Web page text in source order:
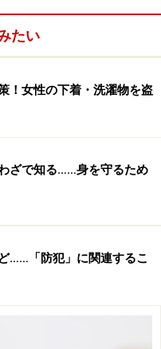
れだけの罰を受ける犯
たい
！女性の下着・洗濯物を盗
ざで知る……身を守るため
……「防犯」に関連するこ